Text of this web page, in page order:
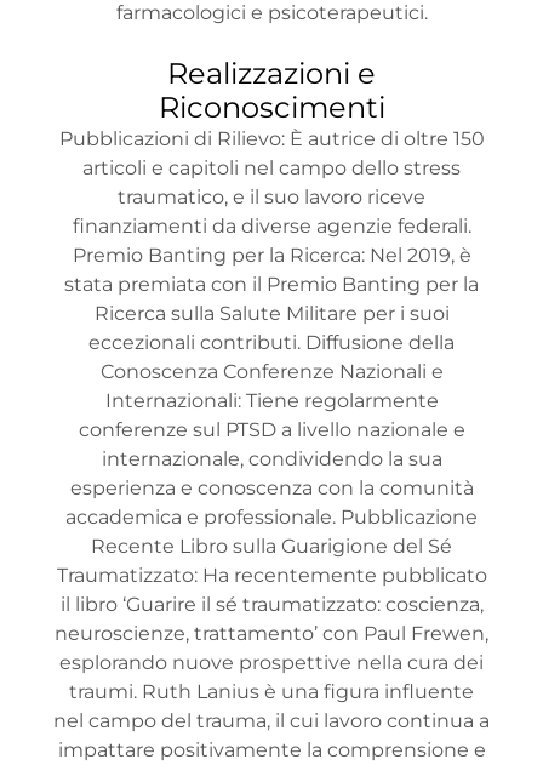
farmacologici e psicoterapeutici.
Realizzazioni e
Riconoscimenti
Pubblicazioni di Rilievo: È autrice di oltre 150
articoli e capitoli nel campo dello stress
traumatico, e il suo lavoro riceve
finanziamenti da diverse agenzie federali.
Premio Banting per la Ricerca: Nel 2019, è
stata premiata con il Premio Banting per la
Ricerca sulla Salute Militare per i suoi
eccezionali contributi. Diffusione della
Conoscenza Conferenze Nazionali e
Internazionali: Tiene regolarmente
conferenze sul PTSD a livello nazionale e
internazionale, condividendo la sua
esperienza e conoscenza con la comunità
accademica e professionale. Pubblicazione
Recente Libro sulla Guarigione del Sé
Traumatizzato: Ha recentemente pubblicato
il libro ‘Guarire il sé traumatizzato: coscienza,
neuroscienze, trattamento’ con Paul Frewen,
esplorando nuove prospettive nella cura dei
traumi. Ruth Lanius è una figura influente
nel campo del trauma, il cui lavoro continua a
impattare positivamente la comprensione e